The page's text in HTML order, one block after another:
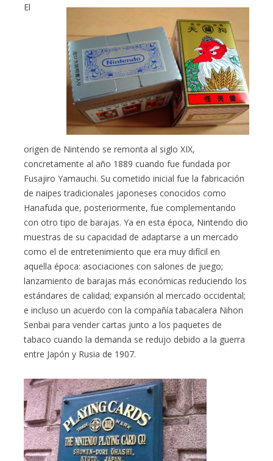
El
origen de Nintendo se remonta al siglo XIX,
concretamente al año 1889 cuando fue fundada por
Fusajiro Yamauchi. Su cometido inicial fue la fabricación
de naipes tradicionales japoneses conocidos como
Hanafuda que, posteriormente, fue complementando
con otro tipo de barajas. Ya en esta época, Nintendo dio
muestras de su capacidad de adaptarse a un mercado
como el de entretenimiento que era muy difícil en
aquella época: asociaciones con salones de juego;
lanzamiento de barajas más económicas reduciendo los
estándares de calidad; expansión al mercado occidental;
e incluso un acuerdo con la compañía tabacalera Nihon
Senbai para vender cartas junto a los paquetes de
tabaco cuando la demanda se redujo debido a la guerra
entre Japón y Rusia de 1907.